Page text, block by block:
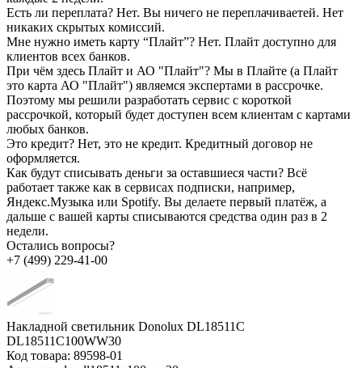
Есть ли переплата? Нет. Вы ничего не переплачиваетей. Нет
никаких скрытых комиссий.
Мне нужно иметь карту “Плайт”? Нет. Плайт доступно для
клиентов всех банков.
При чём здесь Плайт и АО "Плайт"? Мы в Плайте (а Плайт
это карта АО "Плайт") являемся экспертами в рассрочке.
Поэтому мы решили разработать сервис с короткой
рассрочкой, который будет доступен всем клиентам с картами
любых банков.
Это кредит? Нет, это не кредит. Кредитный договор не
оформляется.
Как будут списывать деньги за оставшиеся части? Всё
работает также как в сервисах подписки, например,
Яндекс.Музыка или Spotify. Вы делаете первый платёж, а
дальше с вашей карты списываются средства один раз в 2
недели.
Остались вопросы?
+7 (499) 229-41-00
Накладной светильник Donolux DL18511C
DL18511C100WW30
Код товара: 89598-01